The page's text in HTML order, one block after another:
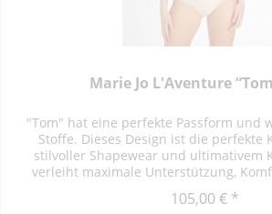
Marie Jo L'Aventure
"Tom" hat eine perfekte Passform und
Stoffe. Dieses Design ist die perfekte
stilvoller Shapewear und ultimativem
verleiht maximale Unterstützung,
105,00 € *